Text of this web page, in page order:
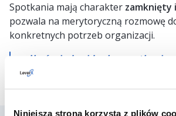
Niniejsza strona korzysta z plików
Spotkania mają charakter zamknięty
pozwala na merytoryczną rozmowę
konkretnych potrzeb organizacji.
Umów indywidualne spotkanie z